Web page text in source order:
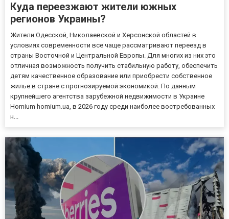
Куда переезжают жители южных
регионов Украины?
Жители Одесской, Николаевской и Херсонской областей в
условиях современности все чаще рассматривают переезд в
страны Восточной и Центральной Европы. Для многих из них это
отличная возможность получить стабильную работу, обеспечить
детям качественное образование или приобрести собственное
жилье в стране с прогнозируемой экономикой. По данным
крупнейшего агентства зарубежной недвижимости в Украине
Homium homium.ua, в 2026 году среди наиболее востребованных
н...